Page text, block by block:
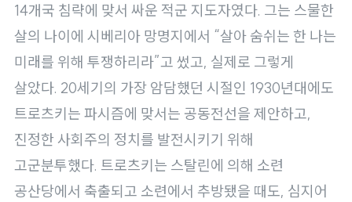
14개국 침략에 맞서 싸운 적군 지도자였다. 그는 스물한
살의 나이에 시베리아 망명지에서 “살아 숨쉬는 한 나는
미래를 위해 투쟁하리라”고 썼고, 실제로 그렇게
살았다. 20세기의 가장 암담했던 시절인 1930년대에도
트로츠키는 파시즘에 맞서는 공동전선을 제안하고,
진정한 사회주의 정치를 발전시키기 위해
고군분투했다. 트로츠키는 스탈린에 의해 소련
공산당에서 축출되고 소련에서 추방됐을 때도, 심지어